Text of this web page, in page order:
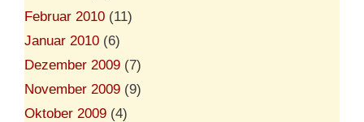
Februar 2010 (11)
Januar 2010 (6)
Dezember 2009 (7)
November 2009 (9)
Oktober 2009 (4)